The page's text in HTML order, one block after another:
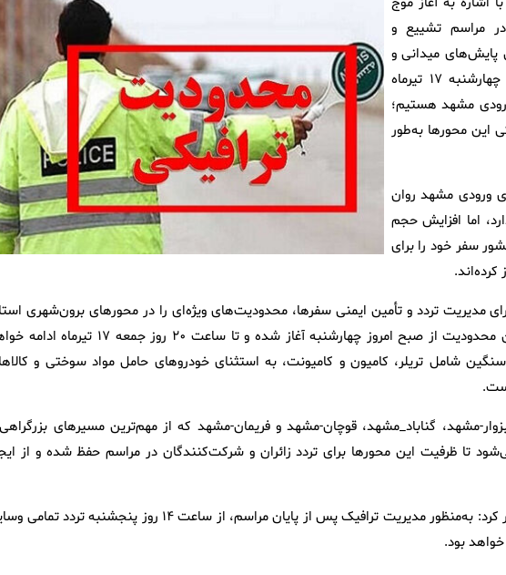
مراسم تشییع و
پایش‌های میدانی و
رصد سامانه‌های هوشمند پلیس، از صبح امروز چهارشنبه ۱۷ تیرماه
مشهد هستیم؛
این محورها به‌طور
ورودی مشهد روان
اما افزایش حجم
سفر خود را برای
مدیریت تردد و تأمین ایمنی سفرها، محدودیت‌های ویژه‌ای را در محورهای برون‌شهری
خراسان رضوی در نظر گرفته است، گفت: نخستین محدودیت از صبح امروز چهارشنبه آغاز شده و تا ساعت ۲۰ روز جمعه ۱۷
شامل تریلر، کامیون و کامیونت، به استثنای خودروهای حامل مواد سوختی و
در ۴ محور اصلی سبزوار-مشهد، گناباد_مشهد، قوچان-مشهد و فریمان-مشهد که از مهم‌ترین مسیرهای
تا ظرفیت این محورها برای تردد زائران و شرکت‌کنندگان در مراسم حفظ شده و از
کرمی‌اسد درباره دومین محدودیت ترافیکی نیز اظهار کرد: به‌منظور مدیریت ترافیک پس از پایان مراسم، از ساعت ۱۴ روز پنجشنبه تردد
بود.